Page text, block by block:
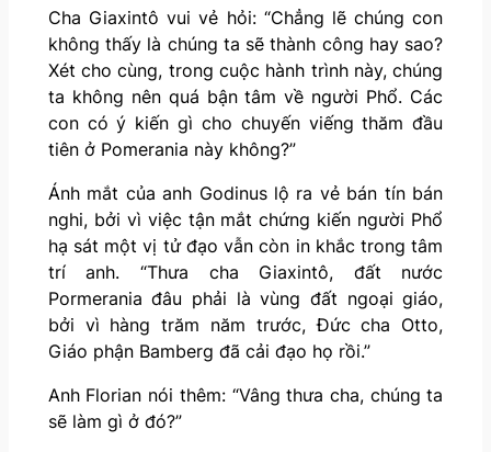
Cha Giaxintô vui vẻ hỏi: “Chẳng lẽ chúng con
không thấy là chúng ta sẽ thành công hay sao?
Xét cho cùng, trong cuộc hành trình này, chúng
ta không nên quá bận tâm về người Phổ. Các
con có ý kiến gì cho chuyến viếng thăm đầu
tiên ở Pomerania này không?”
Ánh mắt của anh Godinus lộ ra vẻ bán tín bán
nghi, bởi vì việc tận mắt chứng kiến người Phổ
hạ sát một vị tử đạo vẫn còn in khắc trong tâm
trí anh. “Thưa cha Giaxintô, đất nước
Pormerania đâu phải là vùng đất ngoại giáo,
bởi vì hàng trăm năm trước, Đức cha Otto,
Giáo phận Bamberg đã cải đạo họ rồi.”
Anh Florian nói thêm: “Vâng thưa cha, chúng ta
sẽ làm gì ở đó?”